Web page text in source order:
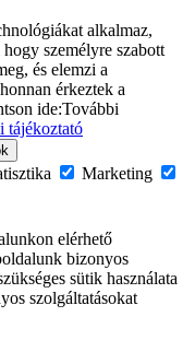
alkalmaz,
személyre szabott
és elemzi a
érkeztek a
ide:További
tájékoztató
Marketing
elérhető
bizonyos
sütik használata
szolgáltatásokat